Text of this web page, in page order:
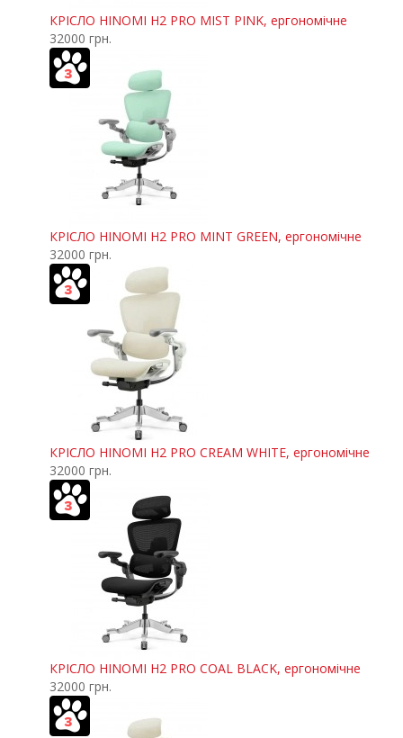
КРІСЛО HINOMI H2 PRO MIST PINK, ергономічне
32000 грн.
КРІСЛО HINOMI H2 PRO MINT GREEN, ергономічне
32000 грн.
КРІСЛО HINOMI H2 PRO CREAM WHITE, ергономічне
32000 грн.
КРІСЛО HINOMI H2 PRO COAL BLACK, ергономічне
32000 грн.